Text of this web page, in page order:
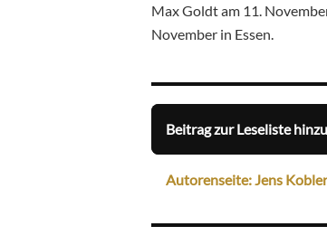
Max Goldt am 11.
November in Essen.
Beitrag zur Leseliste
Autorenseite: Jens Kobler